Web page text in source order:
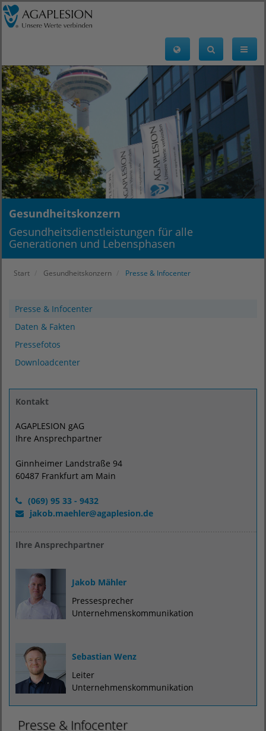
Gesundheitskonzern
Gesundheitsdienstleistungen für alle
Generationen und Lebensphasen
Start Gesundheitskonzern Presse & Infocenter
Presse & Infocenter
Daten & Fakten
Pressefotos
Downloadcenter
Kontakt
AGAPLESION gAG
Ihre Ansprechpartner
Ginnheimer Landstraße 94
60487 Frankfurt am Main
(069) 95 33 - 9432
jakob.maehler@agaplesion.de
Ihre Ansprechpartner
Jakob Mähler
Pressesprecher
Unternehmenskommunikation
Sebastian Wenz
Leiter
Unternehmenskommunikation
Presse & Infocenter